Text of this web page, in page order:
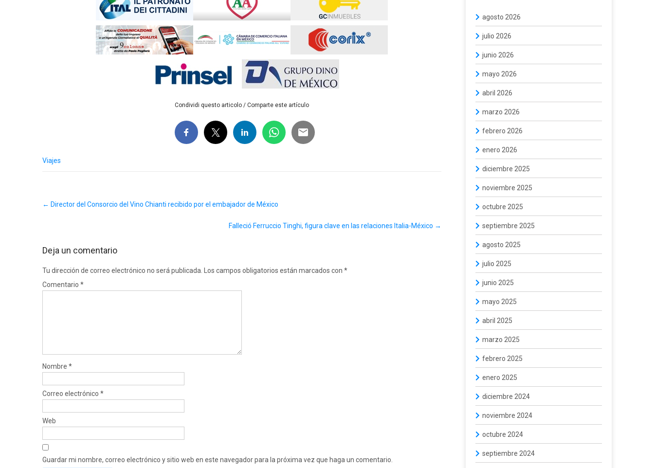
Condividi questo articolo / Comparte este artículo
Viajes
navigation
← Director del Consorcio del Vino Chianti recibido por el embajador de México
Falleció Ferruccio Tinghi, figura clave en las relaciones Italia-México →
Deja un comentario
Tu dirección de correo electrónico no será publicada. Los campos obligatorios están marcados con *
Comentario *
Nombre *
Correo electrónico *
Web
Guardar mi nombre, correo electrónico y sitio web en este navegador para la próxima vez que haga un comentario.
agosto 2026
julio 2026
junio 2026
mayo 2026
abril 2026
marzo 2026
febrero 2026
enero 2026
diciembre 2025
noviembre 2025
octubre 2025
septiembre 2025
agosto 2025
julio 2025
junio 2025
mayo 2025
abril 2025
marzo 2025
febrero 2025
enero 2025
diciembre 2024
noviembre 2024
octubre 2024
septiembre 2024